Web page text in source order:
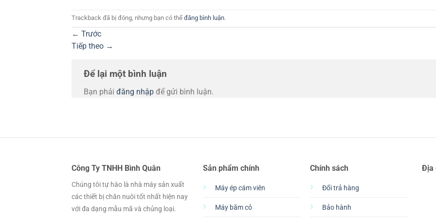
Trackback đã bị đóng, nhưng bạn có thể đăng bình luận.
← Trước
Tiếp theo →
Để lại một bình luận
Bạn phải đăng nhập để gửi bình luận.
Công Ty TNHH Bình Quân
Chúng tôi tự hào là nhà máy sản xuất
các thiết bị chăn nuôi tốt nhất hiện nay
với đa dạng mẫu mã và chủng loại.
Sản phẩm chính
Máy ép cám viên
Máy băm cỏ
Chính sách
Đổi trả hàng
Bảo hành
Địa